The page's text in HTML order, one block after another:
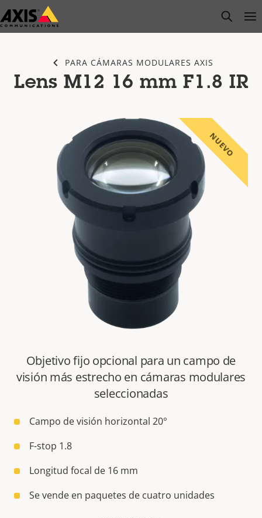
Saltar
al
open
PARA CÁMARAS MODULARES AXIS
Lens M12 16 mm F1.8 IR
NUEVO
Objetivo fijo opcional para un ​campo de
visión más estrecho en cámaras modulares
seleccionadas
Campo de visión horizontal 20°
F-stop 1.8
Longitud focal de 16 mm
Se vende en paquetes de cuatro unidades